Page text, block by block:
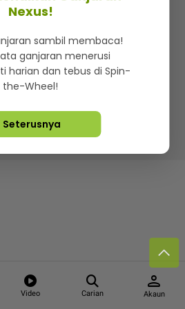
Video Carian
person
Akaun
di SMG360
Dasar Privasi
Lebih hot, viral dan sensasi
©2026. Star Media Group Berhad
Nexus!
sambil membaca!
ganjaran menerusi
harian dan tebus di Spin-
the-Wheel!
Seterusnya